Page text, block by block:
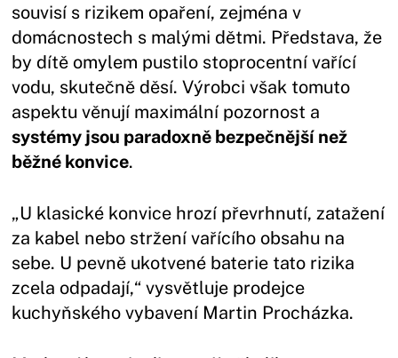
souvisí s rizikem opaření, zejména v
domácnostech s malými dětmi. Představa, že
by dítě omylem pustilo stoprocentní vařící
vodu, skutečně děsí. Výrobci však tomuto
aspektu věnují maximální pozornost a
systémy jsou paradoxně bezpečnější než
běžné konvice.
„U klasické konvice hrozí převrhnutí, zatažení
za kabel nebo stržení vařícího obsahu na
sebe. U pevně ukotvené baterie tato rizika
zcela odpadají,“ vysvětluje prodejce
kuchyňského vybavení Martin Procházka.